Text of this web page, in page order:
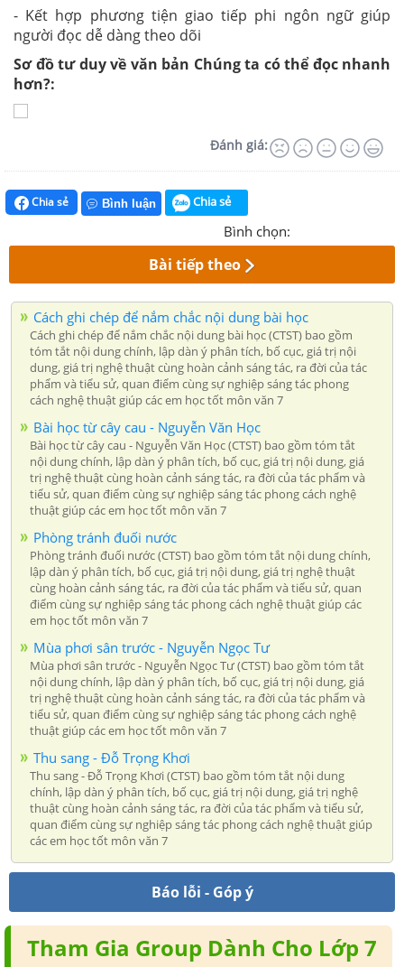
- Kết hợp phương tiện giao tiếp phi ngôn ngữ giúp
người đọc dễ dàng theo dõi
Sơ đồ tư duy về văn bản Chúng ta có thể đọc nhanh
hơn?:
Đánh giá:
Chia sẻ Bình luận Chia sẻ
Bình chọn:
Bài tiếp theo
Cách ghi chép để nắm chắc nội dung bài học
Cách ghi chép để nắm chắc nội dung bài học (CTST) bao gồm
tóm tắt nội dung chính, lập dàn ý phân tích, bố cục, giá trị nội
dung, giá trị nghệ thuật cùng hoàn cảnh sáng tác, ra đời của tác
phẩm và tiểu sử, quan điểm cùng sự nghiệp sáng tác phong
cách nghệ thuật giúp các em học tốt môn văn 7
Bài học từ cây cau - Nguyễn Văn Học
Bài học từ cây cau - Nguyễn Văn Học (CTST) bao gồm tóm tắt
nội dung chính, lập dàn ý phân tích, bố cục, giá trị nội dung, giá
trị nghệ thuật cùng hoàn cảnh sáng tác, ra đời của tác phẩm và
tiểu sử, quan điểm cùng sự nghiệp sáng tác phong cách nghệ
thuật giúp các em học tốt môn văn 7
Phòng tránh đuối nước
Phòng tránh đuối nước (CTST) bao gồm tóm tắt nội dung chính,
lập dàn ý phân tích, bố cục, giá trị nội dung, giá trị nghệ thuật
cùng hoàn cảnh sáng tác, ra đời của tác phẩm và tiểu sử, quan
điểm cùng sự nghiệp sáng tác phong cách nghệ thuật giúp các
em học tốt môn văn 7
Mùa phơi sân trước - Nguyễn Ngọc Tư
Mùa phơi sân trước - Nguyễn Ngọc Tư (CTST) bao gồm tóm tắt
nội dung chính, lập dàn ý phân tích, bố cục, giá trị nội dung, giá
trị nghệ thuật cùng hoàn cảnh sáng tác, ra đời của tác phẩm và
tiểu sử, quan điểm cùng sự nghiệp sáng tác phong cách nghệ
thuật giúp các em học tốt môn văn 7
Thu sang - Đỗ Trọng Khơi
Thu sang - Đỗ Trọng Khơi (CTST) bao gồm tóm tắt nội dung
chính, lập dàn ý phân tích, bố cục, giá trị nội dung, giá trị nghệ
thuật cùng hoàn cảnh sáng tác, ra đời của tác phẩm và tiểu sử,
quan điểm cùng sự nghiệp sáng tác phong cách nghệ thuật giúp
các em học tốt môn văn 7
Báo lỗi - Góp ý
Tham Gia Group Dành Cho Lớp 7